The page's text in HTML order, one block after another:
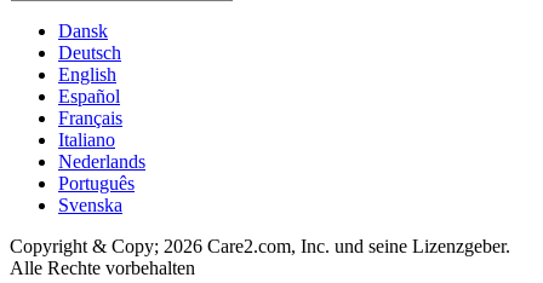
Dansk
Deutsch
English
Español
Français
Italiano
Nederlands
Português
Svenska
Copyright & Copy; 2026 Care2.com, Inc. und seine Lizenzgeber.
Alle Rechte vorbehalten